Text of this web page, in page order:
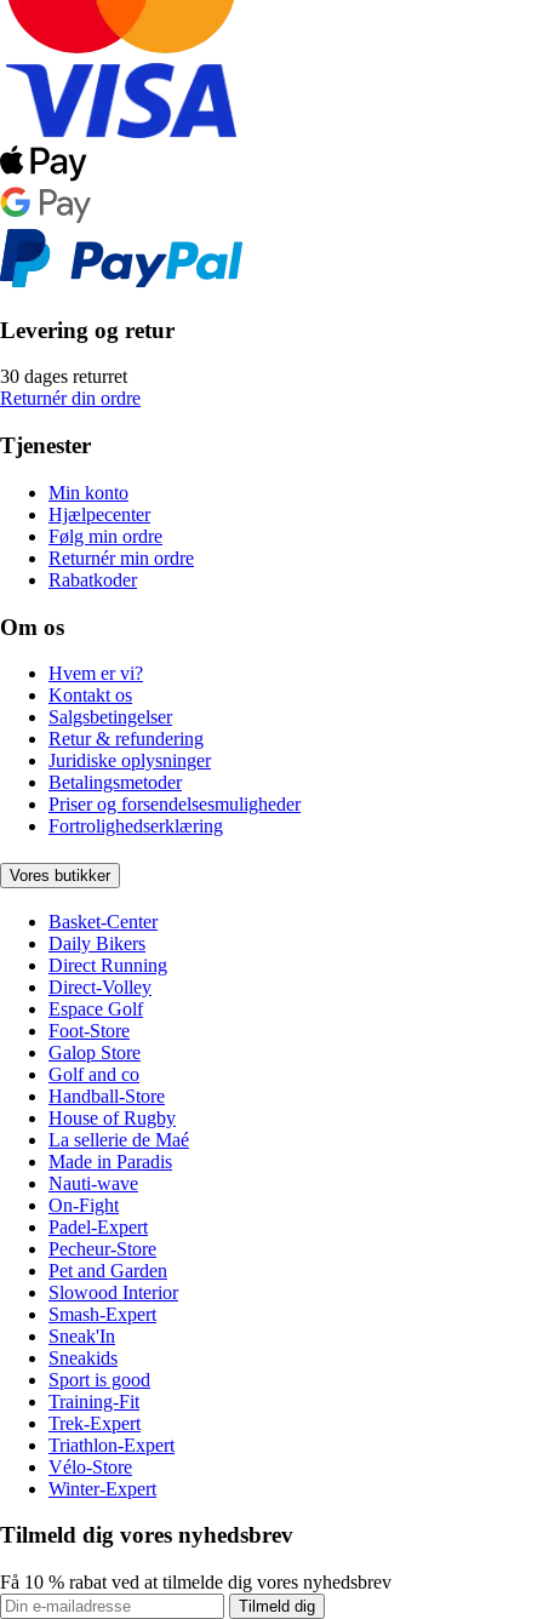
Levering og retur
30 dages returret
Returnér din ordre
Tjenester
Min konto
Hjælpecenter
Følg min ordre
Returnér min ordre
Rabatkoder
Om os
Hvem er vi?
Kontakt os
Salgsbetingelser
Retur & refundering
Juridiske oplysninger
Betalingsmetoder
Priser og forsendelsesmuligheder
Fortrolighedserklæring
Vores butikker
Basket-Center
Daily Bikers
Direct Running
Direct-Volley
Espace Golf
Foot-Store
Galop Store
Golf and co
Handball-Store
House of Rugby
La sellerie de Maé
Made in Paradis
Nauti-wave
On-Fight
Padel-Expert
Pecheur-Store
Pet and Garden
Slowood Interior
Smash-Expert
Sneak'In
Sneakids
Sport is good
Training-Fit
Trek-Expert
Triathlon-Expert
Vélo-Store
Winter-Expert
Tilmeld dig vores nyhedsbrev
Få 10 % rabat ved at tilmelde dig vores nyhedsbrev
Tilmeld dig